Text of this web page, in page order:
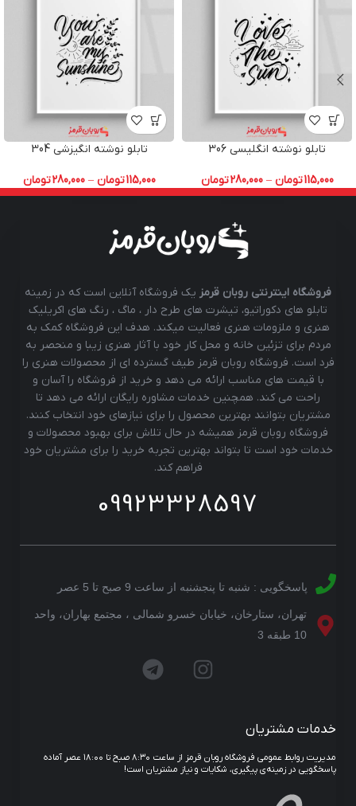
تابلو نوشته انگلیسی 306
115,000تومان –
280,000تومان
تابلو نوشته انگیزشی 304
115,000تومان –
280,000تومان
فروشگاه اینترنتی روبان قرمز یک فروشگاه آنلاین است که در زمینه
تابلو های دکوراتیو، تیشرت های طرح دار ، ماگ ، رنگ های اکریلیک
هنری و ملزومات هنری فعالیت میکند. هدف این فروشگاه کمک به
مردم برای تزئین خانه و محل کار خود با آثار هنری زیبا و منحصر به
فرد است. فروشگاه روبان قرمز طیف گسترده ای از محصولات هنری را
با قیمت های مناسب ارائه می دهد و خرید از فروشگاه را آسان و
راحت می کند. همچنین خدمات مشاوره رایگان ارائه می دهد تا
مشتریان بتوانند بهترین محصول را برای نیازهای خود انتخاب کنند.
فروشگاه روبان قرمز همیشه در حال تلاش برای بهبود محصولات و
خدمات خود است تا بتواند بهترین تجربه خرید را برای مشتریان خود
فراهم کند.
09923328597
پاسخگویی : شنبه تا پنجشنبه از ساعت 9 صبح تا 5 عصر
تهران، ستارخان، خیابان خسرو شمالی ، مجتمع بهاران، واحد
10 طبقه 3
خدمات مشتریان
مدیریت روابط عمومی فروشگاه روبان قرمز از ساعت ۸:۳۰ صبح تا ۱۸:۰۰ عصر آماده
پاسخگویی در زمینه‌ی پیگیری، شکایات و نیاز مشتریان است!